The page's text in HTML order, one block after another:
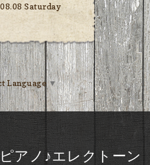
Saturday
Language▼
アノ♪エレクトーン